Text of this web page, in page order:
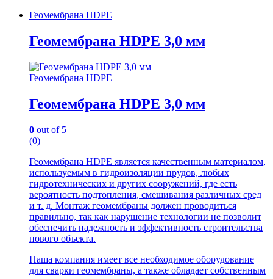
Геомембрана HDPE
Геомембрана HDPE 3,0 мм
Геомембрана HDPE
Геомембрана HDPE 3,0 мм
0 out of 5
(0)
Геомембрана HDPE является качественным материалом,
используемым в гидроизоляции прудов, любых
гидротехнических и других сооружений, где есть
вероятность подтопления, смешивания различных сред
и т. д. Монтаж геомембраны должен проводиться
правильно, так как нарушение технологии не позволит
обеспечить надежность и эффективность строительства
нового объекта.
Наша компания имеет все необходимое оборудование
для сварки геомембраны, а также обладает собственным